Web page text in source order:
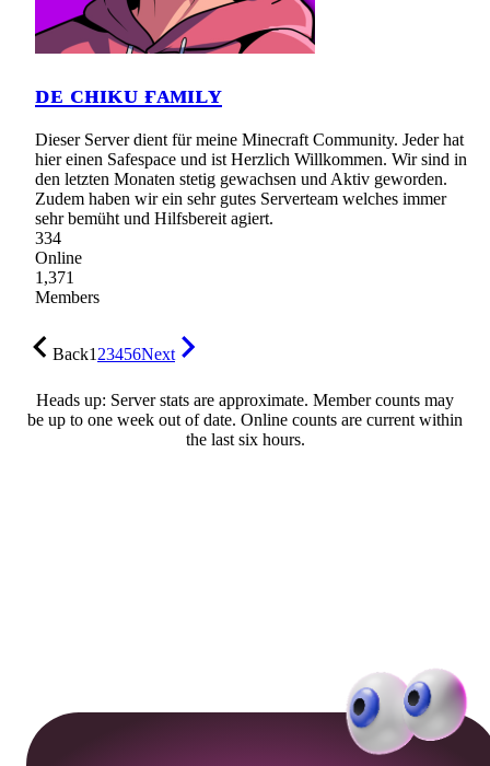
ᴅᴇ ᴄʜɪᴋᴜ ғᴀᴍɪʟʏ
Dieser Server dient für meine Minecraft Community. Jeder hat
hier einen Safespace und ist Herzlich Willkommen. Wir sind in
den letzten Monaten stetig gewachsen und Aktiv geworden.
Zudem haben wir ein sehr gutes Serverteam welches immer
sehr bemüht und Hilfsbereit agiert.
334
Online
1,371
Members
Back123456Next
Heads up: Server stats are approximate. Member counts may
be up to one week out of date. Online counts are current within
the last six hours.